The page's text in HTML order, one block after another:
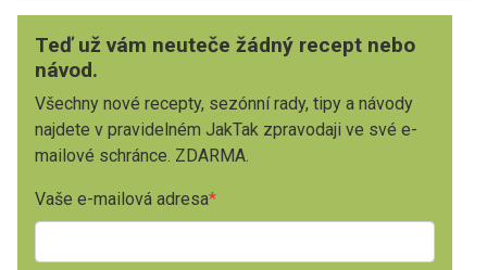
Teď už vám neuteče žádný recept nebo
návod.
Všechny nové recepty, sezónní rady, tipy a návody
najdete v pravidelném JakTak zpravodaji ve své e-
mailové schránce. ZDARMA.
Vaše e-mailová adresa